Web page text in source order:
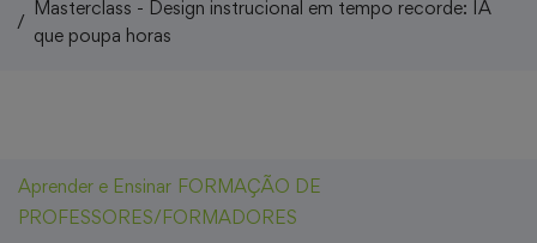
Masterclass - Design instrucional em tempo recorde: IA
que poupa horas
Aprender e Ensinar FORMAÇÃO DE
PROFESSORES/FORMADORES